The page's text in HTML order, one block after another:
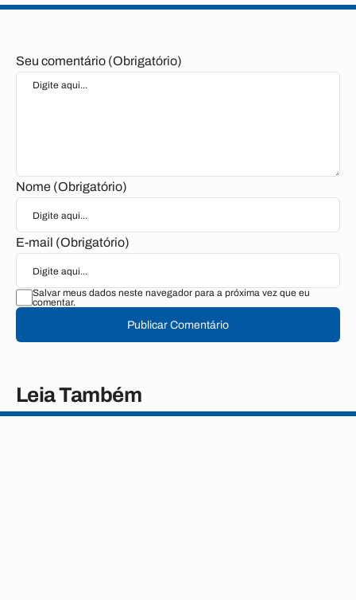
Seu comentário (Obrigatório)
Nome (Obrigatório)
E-mail (Obrigatório)
Salvar meus dados neste navegador para a próxima vez que eu
comentar.
Publicar Comentário
Leia Também